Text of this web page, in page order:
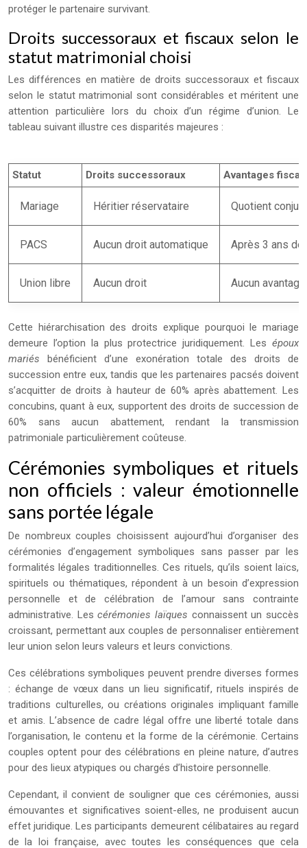
protéger le partenaire survivant.
Droits successoraux et fiscaux selon le
statut matrimonial choisi
Les différences en matière de droits successoraux et fiscaux
selon le statut matrimonial sont considérables et méritent une
attention particulière lors du choix d’un régime d’union. Le
tableau suivant illustre ces disparités majeures :
Statut Droits successoraux Avantages
Mariage Héritier réservataire Quotient
PACS Aucun droit automatique Après 3 ans de
Union libre Aucun droit Aucun avantage
Cette hiérarchisation des droits explique pourquoi le mariage
demeure l’option la plus protectrice juridiquement. Les époux
mariés bénéficient d’une exonération totale des droits de
succession entre eux, tandis que les partenaires pacsés doivent
s’acquitter de droits à hauteur de 60% après abattement. Les
concubins, quant à eux, supportent des droits de succession de
60% sans aucun abattement, rendant la transmission
patrimoniale particulièrement coûteuse.
Cérémonies symboliques et rituels
non officiels : valeur émotionnelle
sans portée légale
De nombreux couples choisissent aujourd’hui d’organiser des
cérémonies d’engagement symboliques sans passer par les
formalités légales traditionnelles. Ces rituels, qu’ils soient laïcs,
spirituels ou thématiques, répondent à un besoin d’expression
personnelle et de célébration de l’amour sans contrainte
administrative. Lescérémonies laïques connaissent un succès
croissant, permettant aux couples de personnaliser entièrement
leur union selon leurs valeurs et leurs convictions.
Ces célébrations symboliques peuvent prendre diverses formes
: échange de vœux dans un lieu significatif, rituels inspirés de
traditions culturelles, ou créations originales impliquant famille
et amis. L’absence de cadre légal offre une liberté totale dans
l’organisation, le contenu et la forme de la cérémonie. Certains
couples optent pour des célébrations en pleine nature, d’autres
pour des lieux atypiques ou chargés d’histoire personnelle.
Cependant, il convient de souligner que ces cérémonies, aussi
émouvantes et significatives soient-elles, ne produisent aucun
effet juridique. Les participants demeurent célibataires au regard
de la loi française, avec toutes les conséquences que cela